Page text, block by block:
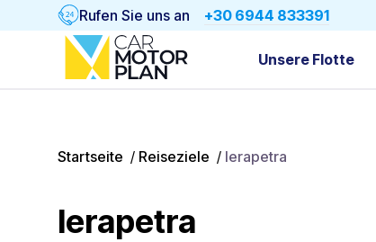
Rufen Sie uns an +30 6944 833391
Unsere Flotte
Startseite / Reiseziele / Ierapetra
Ierapetra